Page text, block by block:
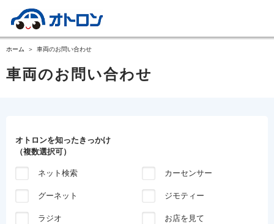
ホーム 車両のお問い合わせ
車両のお問い合わせ
オトロンを知ったきっかけ
（複数選択可）
ネット検索 カーセンサー
グーネット ジモティー
ラジオ お店を見て